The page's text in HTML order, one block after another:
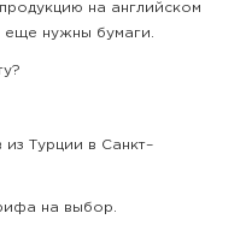
на английском
еще нужны бумаги.
Турции в Санкт–
на выбор.